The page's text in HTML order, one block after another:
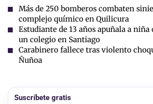
Más de 250 bomberos combaten
complejo químico en Quilicura
Estudiante de 13 años apuñala a niña
un colegio en Santiago
Carabinero fallece tras violento
Ñuñoa
Suscríbete gratis